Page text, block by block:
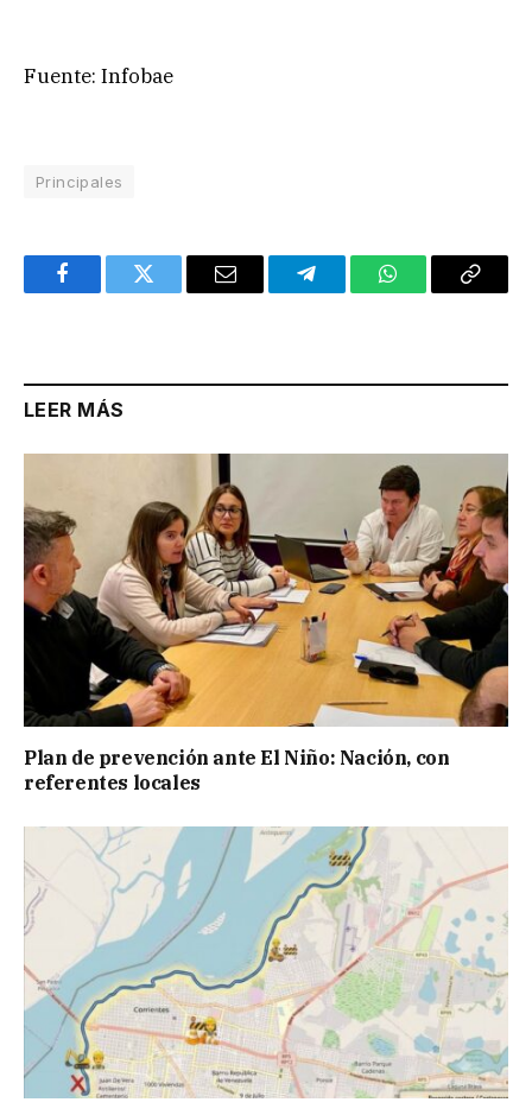
Fuente: Infobae
Principales
FacebookTwitter Email TelegramWhatsAppCopy
LEER MÁS
Plan de prevención ante El Niño: Nación, con
referentes locales